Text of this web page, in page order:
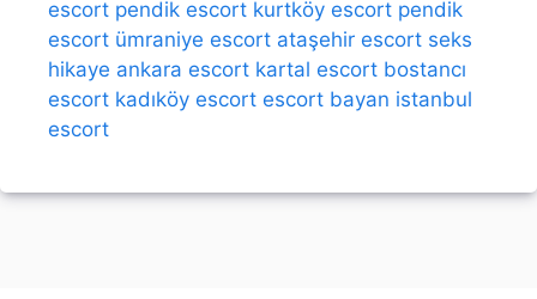
escort pendik escort kurtköy escort pendik
escort ümraniye escort ataşehir escort seks
hikaye ankara escort kartal escort bostancı
escort kadıköy escort escort bayan istanbul
escort